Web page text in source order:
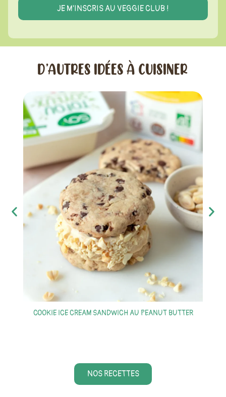
D’AUTRES IDÉES À CUISINER
COOKIE ICE CREAM SANDWICH AU PEANUT BUTTER
NOS RECETTES